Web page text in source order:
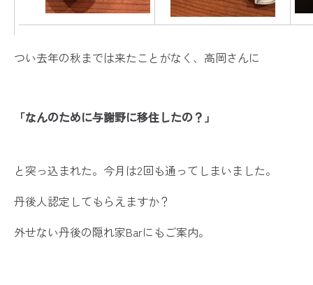
つい去年の秋までは来たことがなく、高岡さんに
「なんのために与謝野に移住したの？」
と突っ込まれた。今月は2回も通ってしまいました。
丹後人認定してもらえますか？
外せない丹後の隠れ家Barにもご案内。